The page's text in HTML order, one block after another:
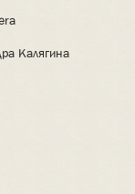
Калягина